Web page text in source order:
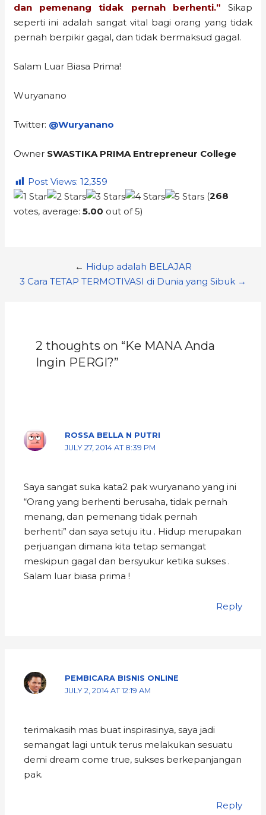
dan pemenang tidak pernah berhenti.” Sikap
seperti ini adalah sangat vital bagi orang yang tidak
pernah berpikir gagal, dan tidak bermaksud gagal.
Salam Luar Biasa Prima!
Wuryanano
Twitter: @Wuryanano
Owner SWASTIKA PRIMA Entrepreneur College
Post Views: 12,359
(268
votes, average:5.00 out of 5)
← Hidup adalah BELAJAR
3 Cara TETAP TERMOTIVASI di Dunia yang Sibuk →
2 thoughts on “Ke MANA Anda
Ingin PERGI?”
ROSSA BELLA N PUTRI
JULY 27, 2014 AT 8:39 PM
Saya sangat suka kata2 pak wuryanano yang ini
“Orang yang berhenti berusaha, tidak pernah
menang, dan pemenang tidak pernah
berhenti” dan saya setuju itu . Hidup merupakan
perjuangan dimana kita tetap semangat
meskipun gagal dan bersyukur ketika sukses .
Salam luar biasa prima !
Reply
PEMBICARA BISNIS ONLINE
JULY 2, 2014 AT 12:19 AM
terimakasih mas buat inspirasinya, saya jadi
semangat lagi untuk terus melakukan sesuatu
demi dream come true, sukses berkepanjangan
pak.
Reply